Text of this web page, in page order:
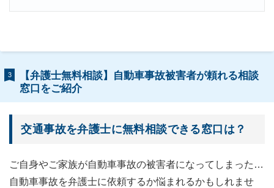
3
【弁護士無料相談】自動車事故被害者が頼れる相談
窓口をご紹介
交通事故を弁護士に無料相談できる窓口は？
ご自身やご家族が自動車事故の被害者になってしまった…
自動車事故を弁護士に依頼するか悩まれるかもしれませ